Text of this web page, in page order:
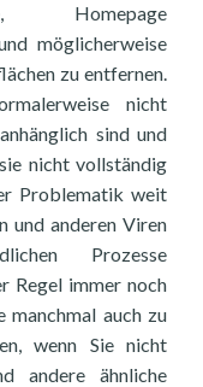
Homepage
möglicherweise
zu entfernen.
nicht
sind und
nicht vollständig
Problematik weit
und anderen Viren
Prozesse
Regel immer noch
manchmal auch zu
wenn Sie nicht
andere ähnliche